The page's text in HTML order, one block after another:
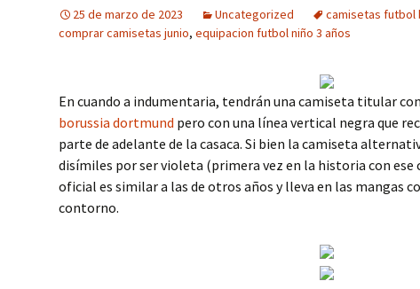
25 de marzo de 2023 Uncategorized camisetas futbol
comprar camisetas junio, equipacion futbol niño 3 años
En cuando a indumentaria, tendrán una camiseta titular
borussia dortmund pero con una línea vertical negra que
parte de adelante de la casaca. Si bien la camiseta
disímiles por ser violeta (primera vez en la historia con ese
oficial es similar a las de otros años y lleva en las mangas
contorno.